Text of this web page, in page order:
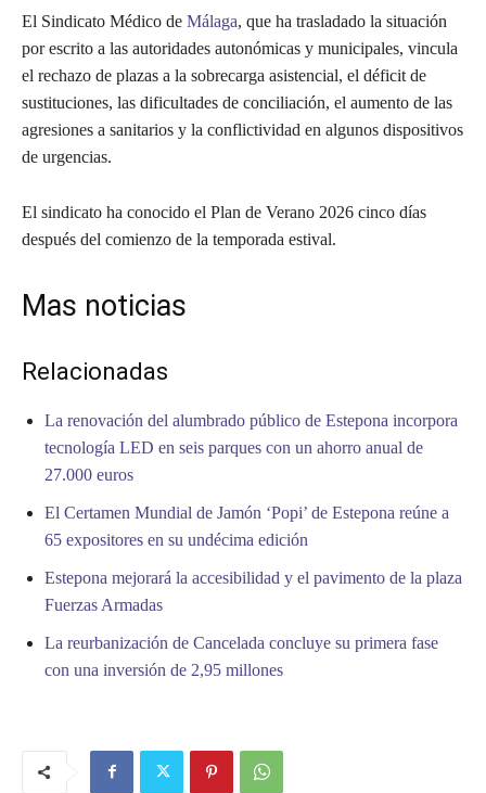
El Sindicato Médico de Málaga, que ha trasladado la situación
por escrito a las autoridades autonómicas y municipales, vincula
el rechazo de plazas a la sobrecarga asistencial, el déficit de
sustituciones, las dificultades de conciliación, el aumento de las
agresiones a sanitarios y la conflictividad en algunos dispositivos
de urgencias.
El sindicato ha conocido el Plan de Verano 2026 cinco días
después del comienzo de la temporada estival.
Mas noticias
Relacionadas
La renovación del alumbrado público de Estepona incorpora
tecnología LED en seis parques con un ahorro anual de
27.000 euros
El Certamen Mundial de Jamón ‘Popi’ de Estepona reúne a
65 expositores en su undécima edición
Estepona mejorará la accesibilidad y el pavimento de la plaza
Fuerzas Armadas
La reurbanización de Cancelada concluye su primera fase
con una inversión de 2,95 millones